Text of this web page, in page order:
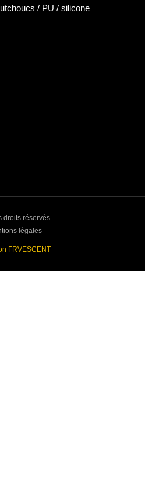
/ PU / silicone
droits réservés
légales
FRVESCENT